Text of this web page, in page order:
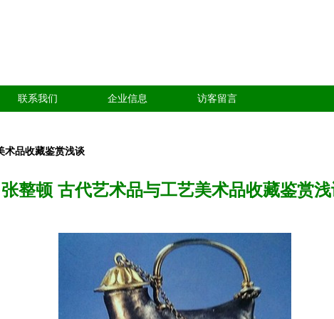
联系我们 企业信息 访客留言
术品收藏鉴赏浅谈
张整顿 古代艺术品与工艺美术品收藏鉴赏